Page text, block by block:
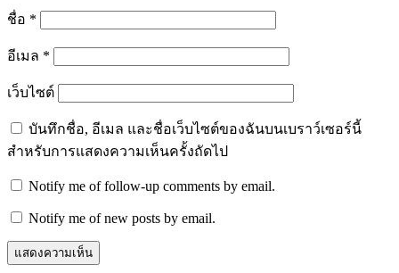
ชื่อ *
อีเมล *
เว็บไซต์
บันทึกชื่อ, อีเมล และชื่อเว็บไซต์ของฉันบนเบราว์เซอร์นี้
สำหรับการแสดงความเห็นครั้งถัดไป
Notify me of follow-up comments by email.
Notify me of new posts by email.